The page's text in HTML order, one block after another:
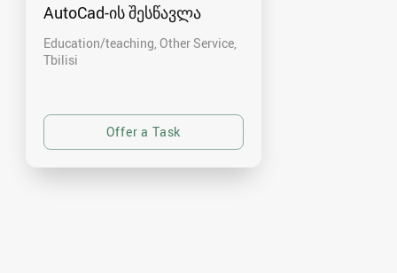
AutoCad-ის შესწავლა
Education/teaching, Other Service
Tbilisi